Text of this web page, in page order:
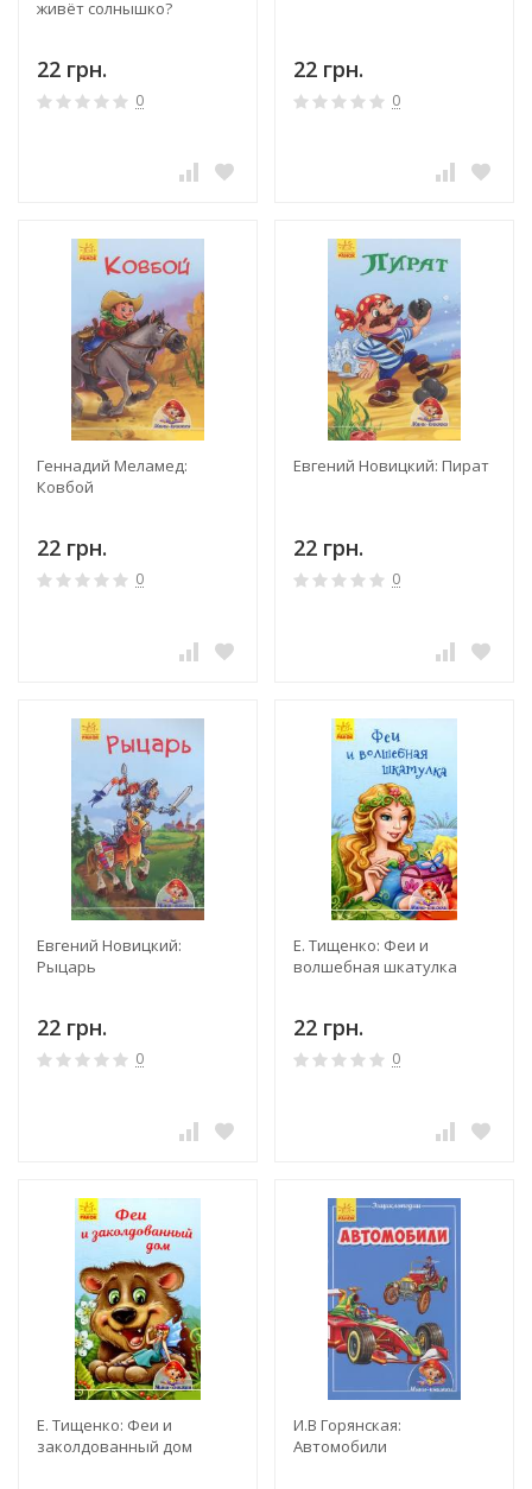
живёт солнышко?
22 грн.
0
22 грн.
0
Геннадий Меламед:
Ковбой
22 грн.
0
Евгений Новицкий: Пират
22 грн.
0
Евгений Новицкий:
Рыцарь
22 грн.
0
Е. Тищенко: Феи и
волшебная шкатулка
22 грн.
0
Е. Тищенко: Феи и
заколдованный дом
И.В Горянская:
Автомобили